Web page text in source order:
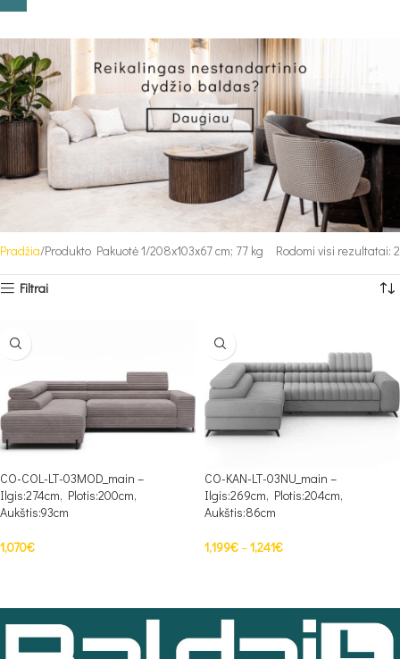
Pradžia Produkto Pakuotė 1 208x103x67 cm; 77 kg Rodomi visi rezultatai: 2
Filtrai
CO-COL-LT-03MOD_main –
Ilgis:274cm, Plotis:200cm,
Aukštis:93cm
1,070€
CO-KAN-LT-03NU_main –
Ilgis:269cm, Plotis:204cm,
Aukštis:86cm
1,199€–1,241€